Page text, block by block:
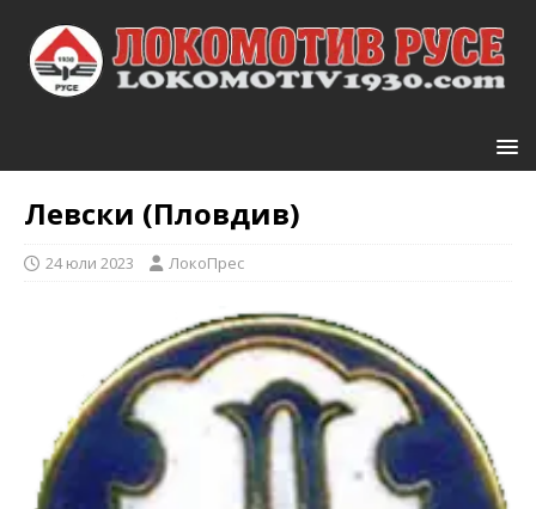
Левски (Пловдив)
24 юли 2023 ЛокоПрес